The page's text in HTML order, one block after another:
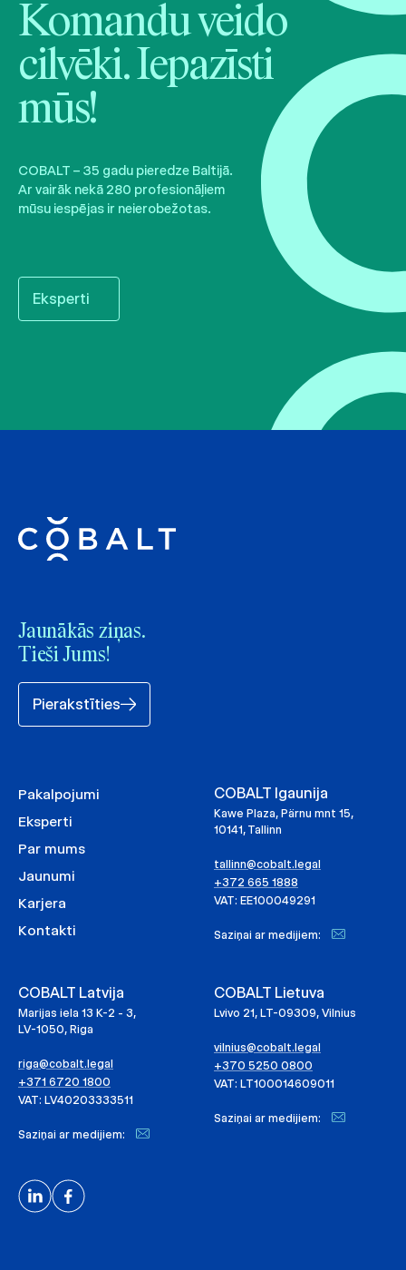
Komandu veido
cilvēki. Iepazīsti
mūs!
COBALT – 35 gadu pieredze Baltijā.
Ar vairāk nekā 280 profesionāļiem
mūsu iespējas ir neierobežotas.
Eksperti
Jaunākās ziņas.
Tieši Jums!
Pierakstīties
Pakalpojumi
Eksperti
Par mums
Jaunumi
Karjera
Kontakti
COBALT Igaunija
Kawe Plaza, Pärnu mnt 15,
10141, Tallinn
tallinn@cobalt.legal
+372 665 1888
VAT: EE100049291
Saziņai ar medijiem:
COBALT Latvija
Marijas iela 13 K-2 - 3,
LV-1050, Riga
riga@cobalt.legal
+371 6720 1800
VAT: LV40203333511
Saziņai ar medijiem:
COBALT Lietuva
Lvivo 21, LT-09309, Vilnius
vilnius@cobalt.legal
+370 5250 0800
VAT: LT100014609011
Saziņai ar medijiem: